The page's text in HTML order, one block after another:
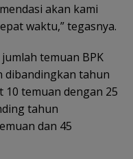
akan kami
waktu,” tegasnya.
temuan BPK
dibandingkan tahun
10 temuan dengan 25
tahun
dan 45